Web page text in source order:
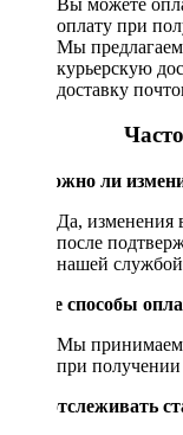
оплату при
Мы
курьерскую
доставку
Возможно ли
Да, изменения
после
нашей
Какие способы
Мы принимаем
при получении
Как отслеживать